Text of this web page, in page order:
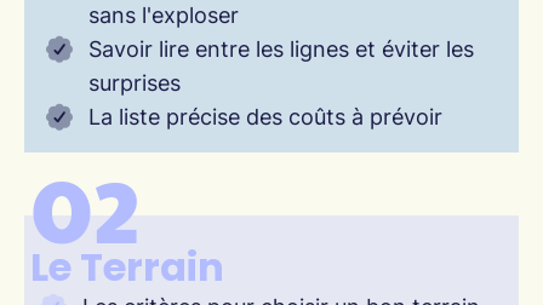
sans l'exploser
Savoir lire entre les lignes et éviter les
surprises
La liste précise des coûts à prévoir
02
Le Terrain